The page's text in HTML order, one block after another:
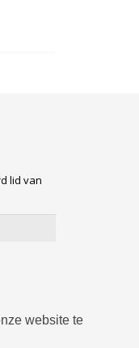
website te
lid van